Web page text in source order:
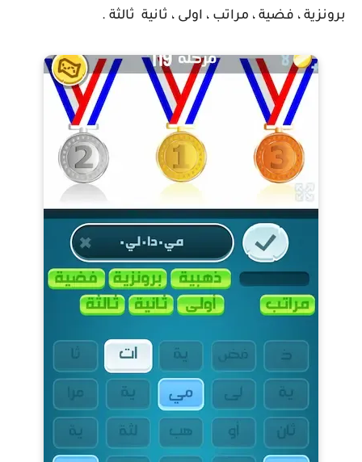
برونزية ، فضية ، مراتب ، اولى ، ثانية ثالثة .